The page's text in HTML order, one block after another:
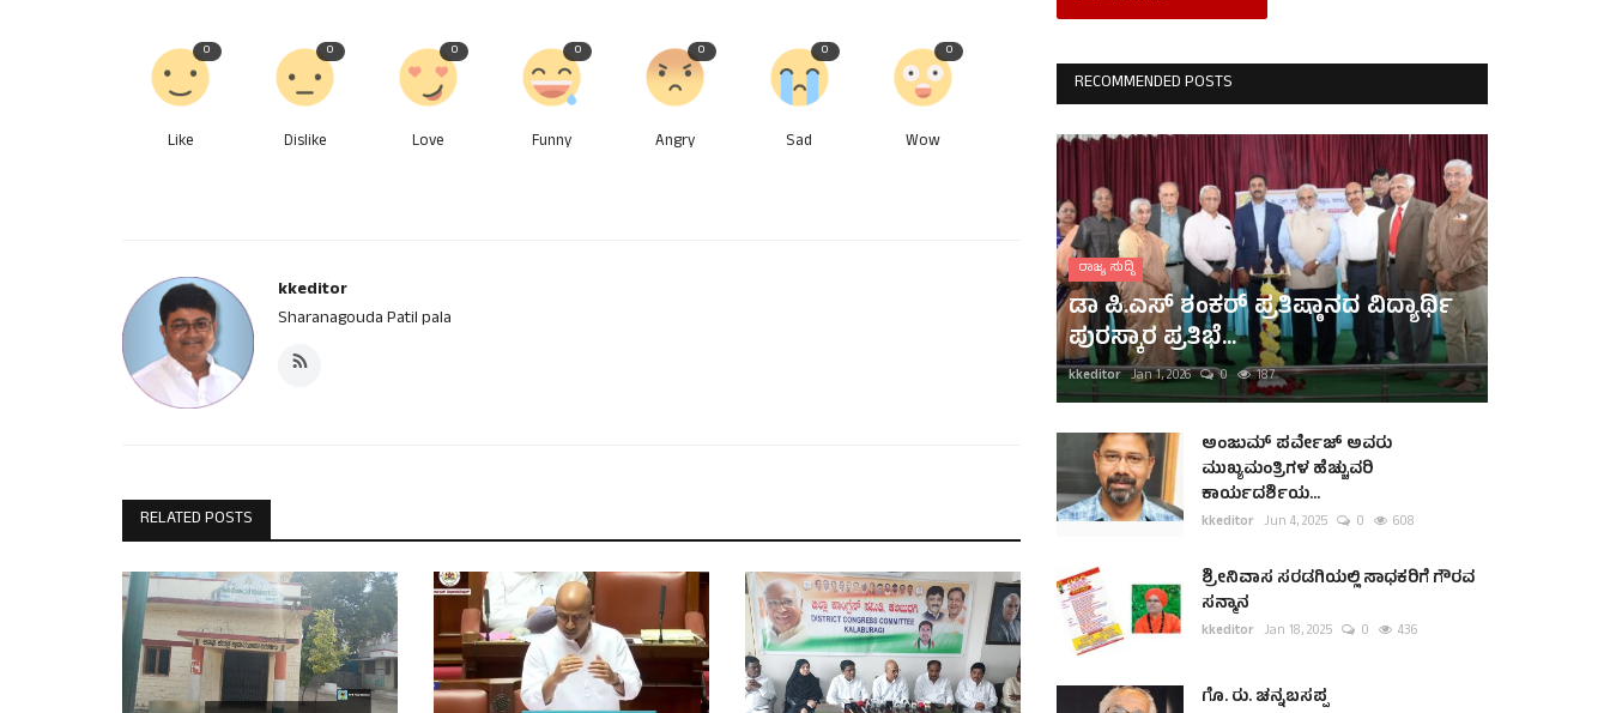
0
Like
0
Dislike
0
Love
0
Funny
0
Angry
0
Sad
0
Wow
kkeditor
Sharanagouda Patil pala
RELATED POSTS
RECOMMENDED POSTS
ರಾಜ್ಯ ಸುದ್ದಿ
ಡಾ ಪಿ.ಎಸ್ ಶಂಕರ್ ಪ್ರತಿಷ್ಠಾನದ ವಿದ್ಯಾರ್ಥಿ
ಪುರಸ್ಕಾರ ಪ್ರತಿಭೆ...
kkeditor Jan 1, 2026 0 187
ಅಂಜುಮ್ ಪರ್ವೇಜ್ ಅವರು
ಮುಖ್ಯಮಂತ್ರಿಗಳ ಹೆಚ್ಚುವರಿ
ಕಾರ್ಯದರ್ಶಿಯ...
kkeditor Jun 4, 2025 0 608
ಶ್ರೀನಿವಾಸ ಸರಡಗಿಯಲ್ಲಿ ಸಾಧಕರಿಗೆ ಗೌರವ
ಸನ್ಮಾನ
kkeditor Jan 18, 2025 0 436
ಗೊ. ರು. ಚನ್ನಬಸಪ್ಪ